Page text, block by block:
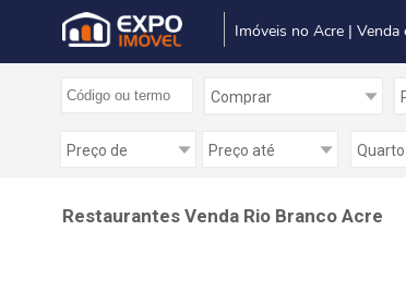
Imóveis no Acre |
Restaurantes Venda Rio Branco Acre